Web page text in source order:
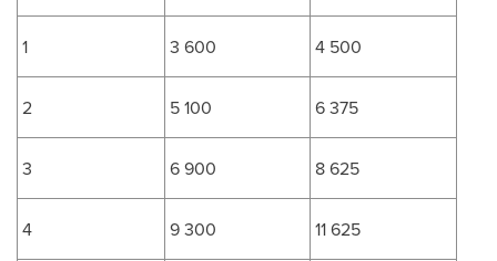
1 3 600 4 500
2 5 100 6 375
3 6 900 8 625
4 9 300 11 625